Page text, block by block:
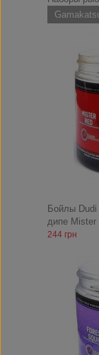
Бойлы Dudi
дипе Mister
244 грн